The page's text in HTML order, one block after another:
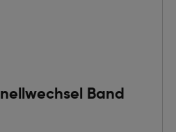
Band